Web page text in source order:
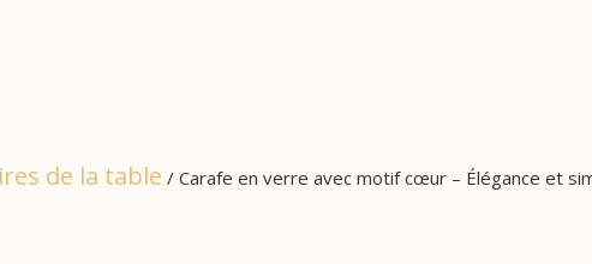
de la table / Carafe en verre avec motif cœur – Élégance et